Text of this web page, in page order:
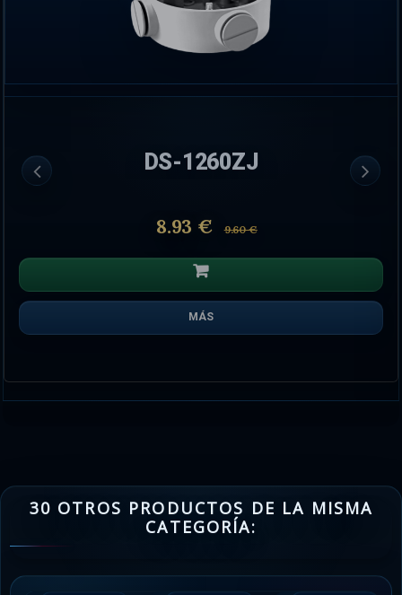
DS-1260ZJ
8.93 € 9.60 €
MÁS
30 OTROS PRODUCTOS DE LA MISMA
CATEGORÍA: